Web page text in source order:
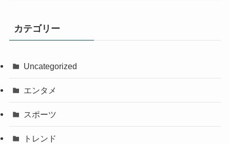
カテゴリー
Uncategorized
エンタメ
スポーツ
トレンド